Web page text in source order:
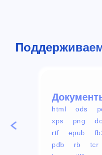
html ods
xps
png
rtf
epub
pdb
rb tcr